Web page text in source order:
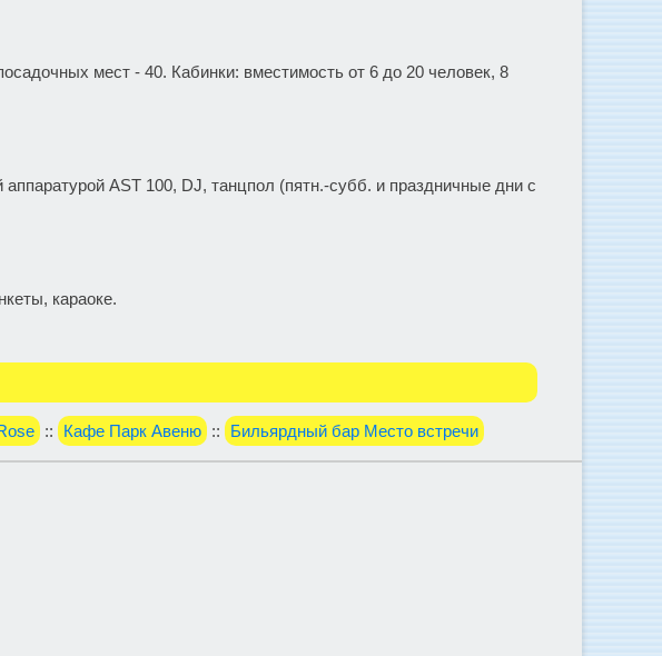
мест - 40. Кабинки: вместимость от 6 до 20 человек, 8
AST 100, DJ, танцпол (пятн.-субб. и праздничные дни с
караоке.
:: Кафе Парк Авеню :: Бильярдный бар Место встречи